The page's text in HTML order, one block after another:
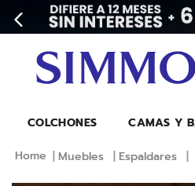
COLCHONES CAMAS Y
Muebles Espaldares